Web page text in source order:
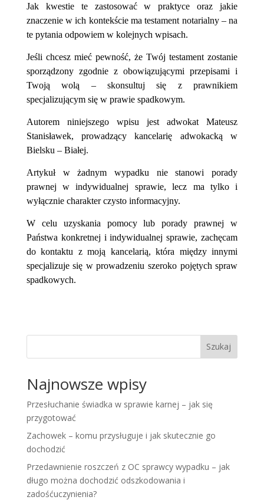
Jak kwestie te zastosować w praktyce oraz jakie
znaczenie w ich kontekście ma testament notarialny – na
te pytania odpowiem w kolejnych wpisach.
Jeśli chcesz mieć pewność, że Twój testament zostanie
sporządzony zgodnie z obowiązującymi przepisami i
Twoją wolą – skonsultuj się z prawnikiem
specjalizującym się w prawie spadkowym.
Autorem niniejszego wpisu jest adwokat Mateusz
Stanisławek, prowadzący kancelarię adwokacką w
Bielsku – Białej.
Artykuł w żadnym wypadku nie stanowi porady
prawnej w indywidualnej sprawie, lecz ma tylko i
wyłącznie charakter czysto informacyjny.
W celu uzyskania pomocy lub porady prawnej w
Państwa konkretnej i indywidualnej sprawie, zachęcam
do kontaktu z moją kancelarią, która między innymi
specjalizuje się w prowadzeniu szeroko pojętych spraw
spadkowych.
Szukaj
Najnowsze wpisy
Przesłuchanie świadka w sprawie karnej – jak się
przygotować
Zachowek – komu przysługuje i jak skutecznie go
dochodzić
Przedawnienie roszczeń z OC sprawcy wypadku – jak
długo można dochodzić odszkodowania i
zadośćuczynienia?